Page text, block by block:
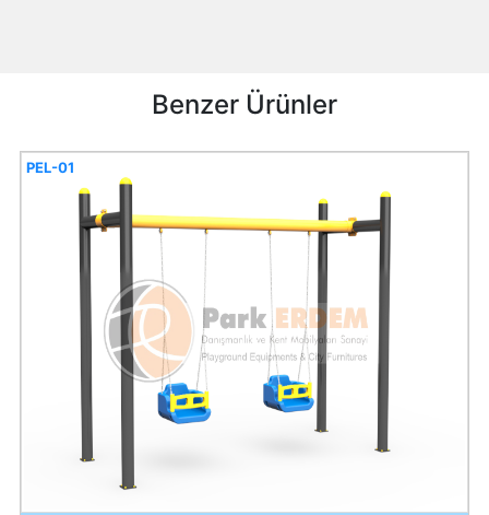
Benzer Ürünler
PEL-01